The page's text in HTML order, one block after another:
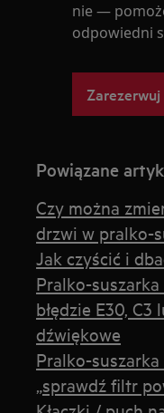
nie —
odpowiedni
Powiązane
Czy można
drzwi w pralko-
Jak czyścić i
Pralko-
błędzie E30,
dźwiękowe
Pralko-
„sprawdź filtr